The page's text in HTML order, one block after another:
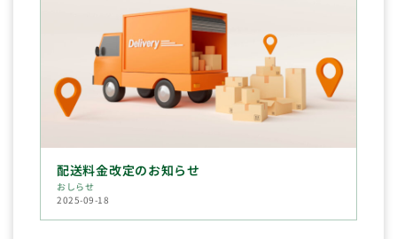
配送料金改定のお知らせ
おしらせ
2025-09-18